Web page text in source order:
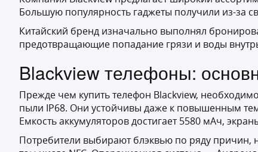
Большую популярность гаджеты получили из-за
Китайский бренд изначально выполнял
предотвращающие попадание грязи и воды
Blackview телефоны:
Прежде чем купить телефон Blackview,
пыли IP68. Они устойчивы даже к повышенным
Емкость аккумуляторов достигает 5580 мАч,
Потребители выбирают блэквью по ряду причин,